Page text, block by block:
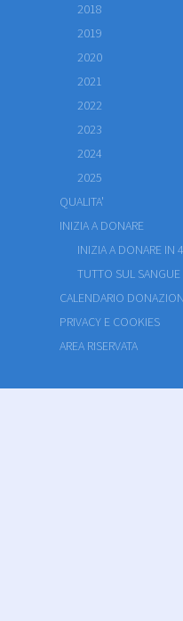
2018
2019
2020
2021
2022
2023
2024
2025
QUALITA'
INIZIA A DONARE
INIZIA A DONARE IN
TUTTO SUL SANGUE
CALENDARIO
PRIVACY E COOKIES
AREA RISERVATA